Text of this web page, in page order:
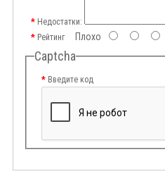
Недостатки:
РейтингПлохо
Captcha
Введите код